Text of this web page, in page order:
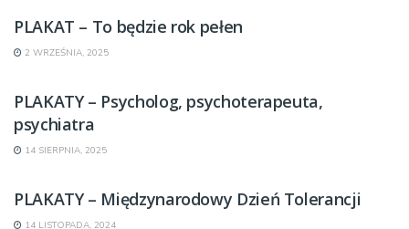
PLAKAT – To będzie rok pełen
2 WRZEŚNIA, 2025
PLAKATY – Psycholog, psychoterapeuta,
psychiatra
14 SIERPNIA, 2025
PLAKATY – Międzynarodowy Dzień Tolerancji
14 LISTOPADA, 2024